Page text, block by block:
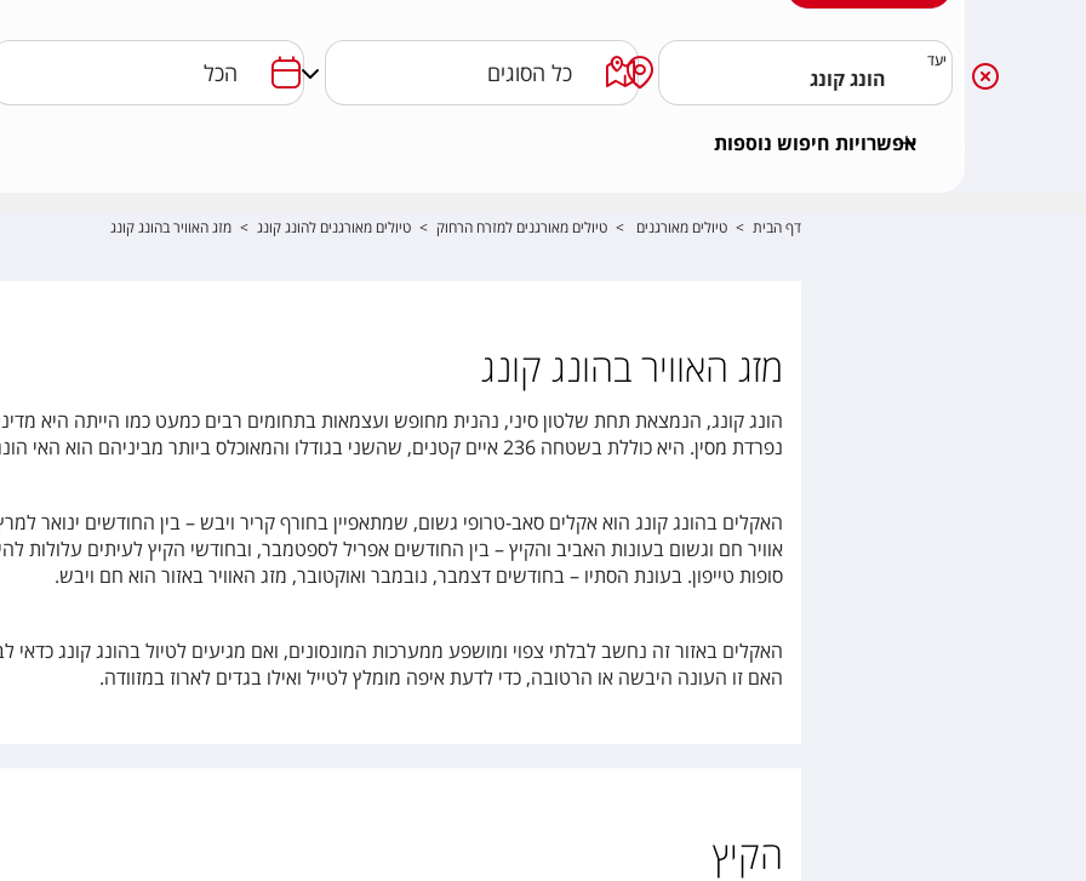
יעד
אפשרויות חיפוש נוספות
דף הבית > טיולים מאורגנים > טיולים מאורגנים למזרח הרחוק > טיולים מאורגנים להונג קונג > מזג האוויר בהונג קונג
מזג האוויר בהונג קונג
הונג קונג, הנמצאת תחת שלטון סיני, נהנית מחופש ועצמאות בתחומים רבים כמעט כמו הייתה היא
נפרדת מסין. היא כוללת בשטחה 236 איים קטנים, שהשני בגודלו והמאוכלס ביותר מביניהם הוא האי הונג קונג.
האקלים בהונג קונג הוא אקלים סאב-טרופי גשום, שמתאפיין בחורף קריר ויבש – בין החודשים ינואר
אוויר חם וגשום בעונות האביב והקיץ – בין החודשים אפריל לספטמבר, ובחודשי הקיץ לעיתים עלולות
סופות טייפון. בעונת הסתיו – בחודשים דצמבר, נובמבר ואוקטובר, מזג האוויר באזור הוא חם ויבש.
האקלים באזור זה נחשב לבלתי צפוי ומושפע ממערכות המונסונים, ואם מגיעים לטיול בהונג קונג כדאי
האם זו העונה היבשה או הרטובה, כדי לדעת איפה מומלץ לטייל ואילו בגדים לארוז במזוודה.
הקיץ